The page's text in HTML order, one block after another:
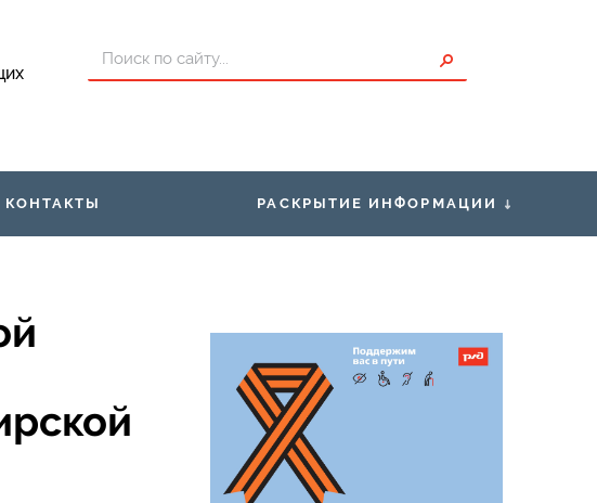
Сведения о страховщике
КОНТАКТЫ РАСКРЫТИЕ ИНФОРМАЦИИ
зонах повышенной опасности,
проезда и перехода через
железнодорожные пути
Условия труда
Закупки
Нормативно-правовая база